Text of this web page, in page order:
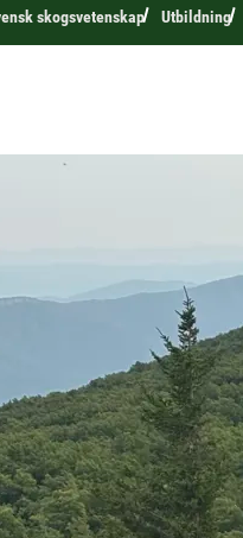
skogsvetenskap Utbildning